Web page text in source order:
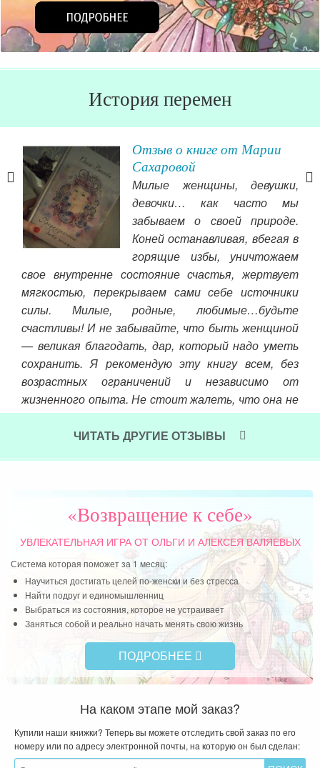
История перемен
Отзыв о книге от Марии
Сахаровой
Милые женщины, девушки,
девочки… как часто мы
забываем о своей природе.
Коней останавливая, вбегая в
горящие избы, уничтожаем
свое внутренне состояние счастья, жертвует
мягкостью, перекрываем сами себе источники
силы. Милые, родные, любимые…будьте
счастливы! И не забывайте, что быть женщиной
— великая благодать, дар, который надо уметь
сохранить. Я рекомендую эту книгу всем, без
возрастных ограничений и независимо от
жизненного опыта. Не стоит жалеть, что она не
попалась мне года 2 назад, пусть все происходит
так, как было суждено.
Читать далее »
ЧИТАТЬ ДРУГИЕ ОТЗЫВЫ
«Возвращение к себе»
УВЛЕКАТЕЛЬНАЯ ИГРАОТ ОЛЬГИ И АЛЕКСЕЯ ВАЛЯЕВЫХ
Система которая поможет за 1 месяц:
Научиться достигать целей по-женски и без стресса
Найти подруг и единомышленниц
Выбраться из состояния, которое не устраивает
Заняться собой и реально начать менять свою жизнь
ПОДРОБНЕЕ
На каком этапе мой заказ?
Купили наши книжки? Теперь вы можете отследить свой заказ по его
номеру или по адресу электронной почты, на которую он был сделан: